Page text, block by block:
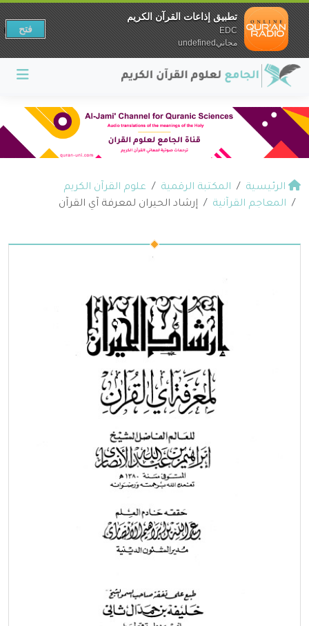
الرئيسية المكتبة الرقمية
علوم القرآن الكريم
المعاجم القرآنية
إرشاد الحيران لمعرفة آي القرآن
تطبيق إذاعات القرآن الكريم
EDC
مجانيundefined
فتح